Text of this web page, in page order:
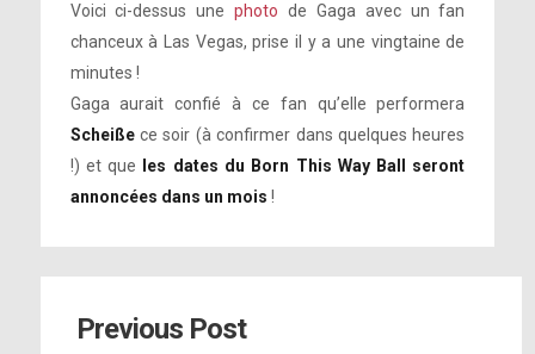
Voici ci-dessus unephoto de Gaga avec un fan
chanceux à Las Vegas, prise il y a une vingtaine de
minutes !
Gaga aurait confié à ce fan qu’elle performera
Scheißece soir (à confirmer dans quelques heures
!) et que
les dates du Born This Way Ball seront
annoncées dans un mois !
Previous Post